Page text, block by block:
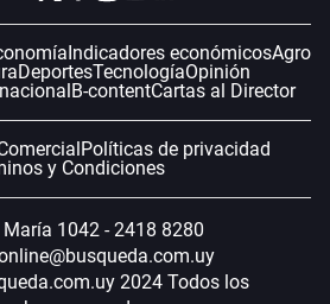
Indicadores económicosAgro
DeportesTecnologíaOpinión
B-contentCartas al Director
Políticas de privacidad
y Condiciones
1042 - 2418 8280
2024 Todos los